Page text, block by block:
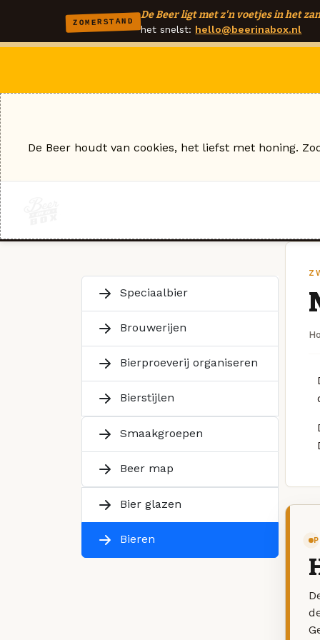
ZOMERSTAND
De Beer ligt met z'n voetjes in het
het snelst: hello@beerinabox.nl
Speciaalbier
Brouwerijen
Bierproeverij organiseren
Bierstijlen
Smaakgroepen
Beer map
Bier glazen
Bieren
De Beer houdt van cookies, het liefst met honing.